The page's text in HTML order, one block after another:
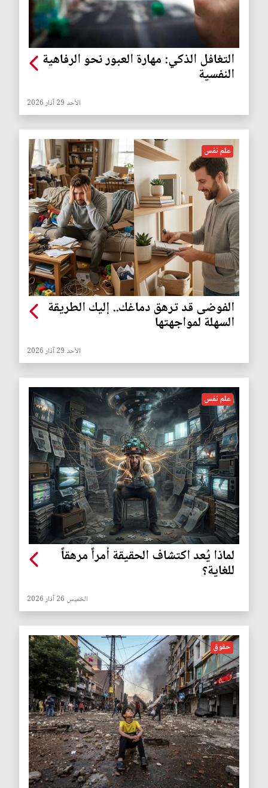
التغافل الذكي: مهارة العبور نحو الرفاهية
النفسية
الأحد 29 آذار 2026
علم نفس
الفوضى قد ترهق دماغك.. إليك الطريقة
السهلة لمواجهتها
الأحد 29 آذار 2026
علم نفس
لماذا يُعد اكتشاف الحقيقة أمراً مرهقاً
للغاية؟
الخميس 26 آذار 2026
حقوق